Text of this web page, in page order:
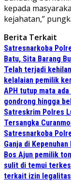
kepada
kejahatan,”
Berita Terkait
Satresnarkoba
Batu, Sita Barang
Telah terjadi
kelalaian pemilik
APH tutup mata
gondrong hingga
Satreskrim Polres
Tersangka
Satresnarkoba
Ganja di Kepenuhan
Bos Ajun pemilik
sulit di temui
terkait izin